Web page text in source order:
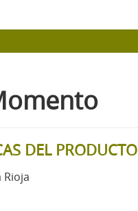
DEL PRODUCTO
Rioja